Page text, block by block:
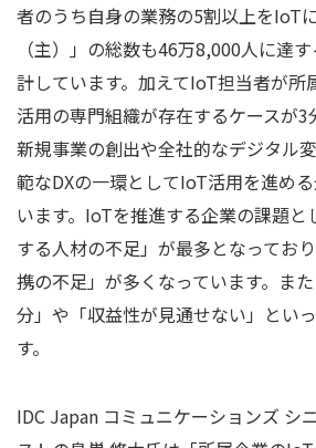
者のうち自身の業務の5割以上をIoT
（主）」の総数も46万8,000人に達
計しています。加えてIoT担当者が所
活用の専門組織が存在するケースが3
新規事業の創出や全社的なデジタル
範なDXの一環としてIoT活用を進め
います。IoTを推進する企業の課題
する人材の不足」が最多となってお
携の不足」が多くなっています。ま
分」や「収益性が見通せない」とい
す。
IDC Japan コミュニケーションズ シ